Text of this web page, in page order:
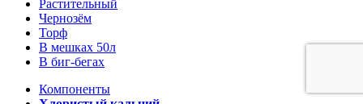
Растительный
Чернозём
Торф
В мешках 50л
В биг-бегах
Компоненты